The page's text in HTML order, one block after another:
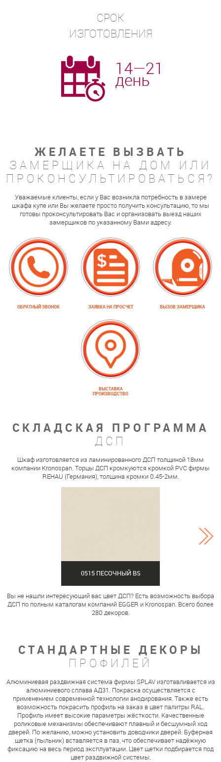
СРОК
ИЗГОТОВЛЕНИЯ
ЖЕЛАЕТЕ ВЫЗВАТЬ
ЗАМЕРЩИКА НА ДОМ ИЛИ
ПРОКОНСУЛЬТИРОВАТЬСЯ?
Уважаемые клиенты, если у Вас возникла потребность в замере
шкафа купе или Вы желаете просто получить консультацию, то мы
готовы проконсультировать Вас и организовать выезд наших
замерщиков по указанному Вами адресу.
ОБРАТНЫЙ ЗВОНОК ЗАЯВКА НА ПРОСЧЕТ ВЫЗОВ ЗАМЕРЩИКА
ВЫСТАВКА
ПРОИЗВОДСТВО
СКЛАДСКАЯ ПРОГРАММА
ДСП
Шкаф изготовляется из ламинированного ДСП толщиной 18мм
компании Kronospan. Торцы ДСП кромкуются кромкой PVC фирмы
REHAU (Германия), толщина кромки 0.45-2мм.
0515 ПЕСОЧНЫЙ BS
Вы не нашли интересующий вас цвет ДСП? Есть возможность выбора
ДСП по полным каталогам компаний EGGER и Kronospan. Всего более
280 декоров.
СТАНДАРТНЫЕ ДЕКОРЫ
ПРОФИЛЕЙ
Алюминиевая раздвижная система фирмы SPLAV изготавливается из
алюминиевого сплава АД31. Покраска осуществляется с
применением современной технологии анодирования. Также есть
возможность покрасить профиль на заказ в цвет палитры RAL.
Профиль имеет высокие параметры жёсткости. Качественные
роликовые механизмы обеспечивают плавный и бесшумный ход
дверей. По желанию, можно установить доводчики дверей. Буферная
щетка (пыльник) вставляется в паз, что обеспечивает надёжную
фиксацию на весь период эксплуатации. Цвет щетки подбирается под
цвет раздвижной системы.